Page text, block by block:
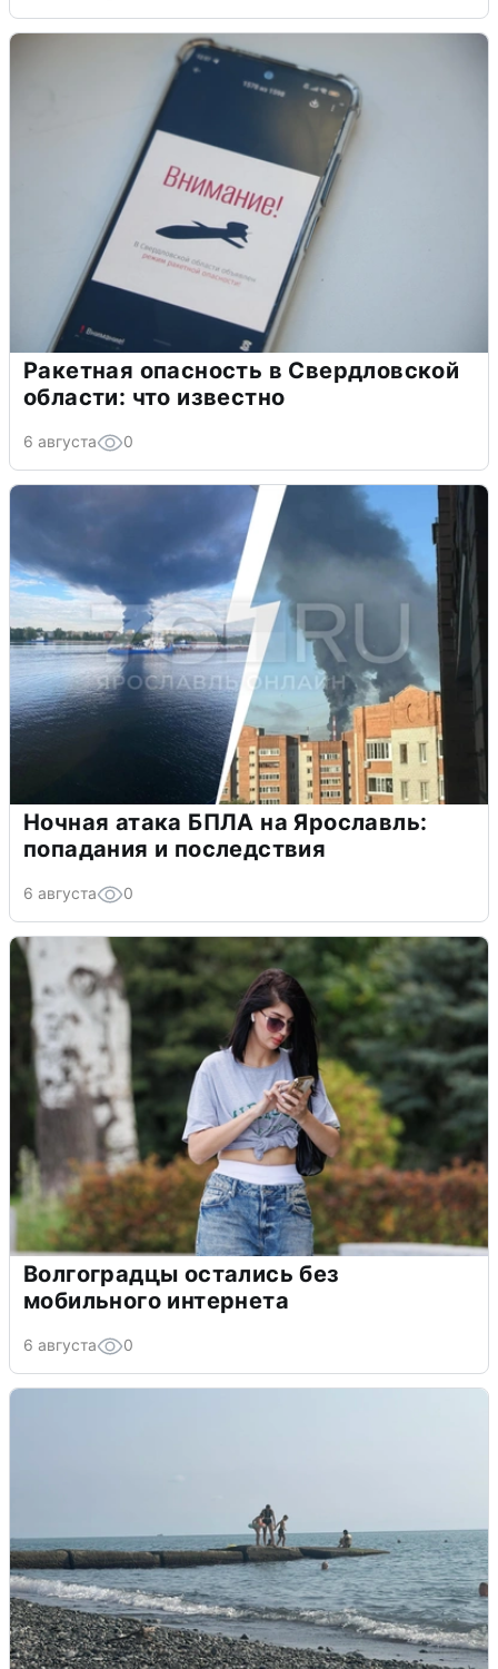
Ракетная опасность в Свердловской
области: что известно
6 августа 0
Ночная атака БПЛА на Ярославль:
попадания и последствия
6 августа 0
Волгоградцы остались без
мобильного интернета
6 августа 0